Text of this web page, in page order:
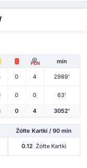
PEN min
0 4 2989'
0 0 63'
0 4 3052'
Żółte Kartki / 90 min
0.12 Żółte Kartki